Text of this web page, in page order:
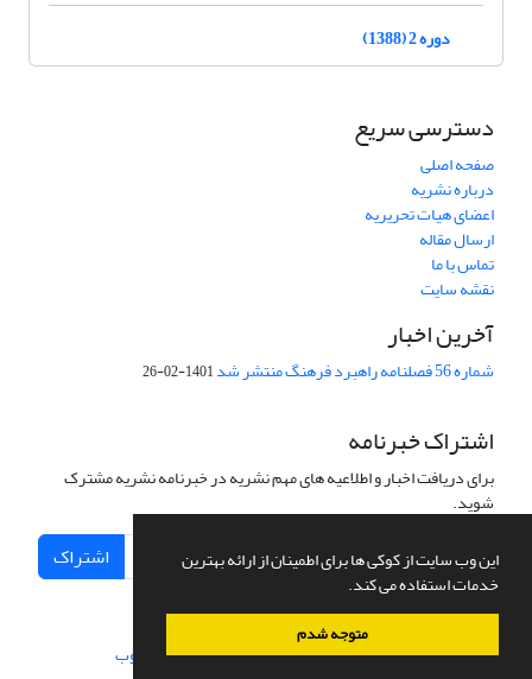
این وب سایت از کوکی ها برای اطمینان از ارائه بهترین
خدمات استفاده می کند.
متوجه شدم
دوره 2 (1388)
دسترسی سریع
صفحه اصلی
درباره نشریه
اعضای هیات تحریریه
ارسال مقاله
تماس با ما
نقشه سایت
آخرین اخبار
شماره 56 فصلنامه راهبرد فرهنگ منتشر شد 1401-02-26
اشتراک خبرنامه
برای دریافت اخبار و اطلاعیه های مهم نشریه در خبرنامه نشریه مشترک
شوید.
اشتراک
سامانه مدیریت نشریات علمی.طراحی و پیاده سازی از سیناوب